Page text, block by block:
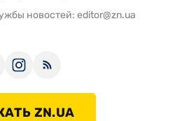
новостей: editor@zn.ua
ZN.UA